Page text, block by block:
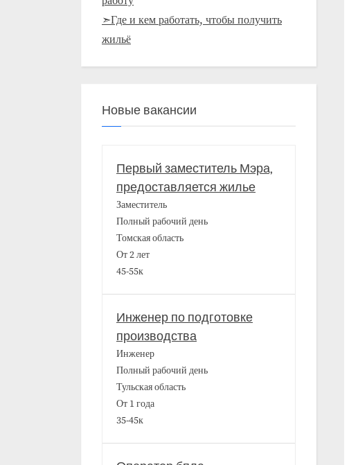
➣Где и кем работать, чтобы получить
жильё
Новые вакансии
Первый заместитель Мэра,
предоставляется жилье
Заместитель
Полный рабочий день
Томская область
От 2 лет
45-55к
Инженер по подготовке
производства
Инженер
Полный рабочий день
Тульская область
От 1 года
35-45к